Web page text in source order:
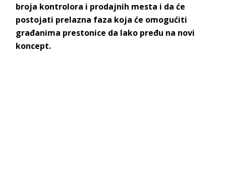
broja kontrolora i prodajnih mesta i da će
postojati prelazna faza koja će omogućiti
građanima prestonice da lako pređu na novi
koncept.